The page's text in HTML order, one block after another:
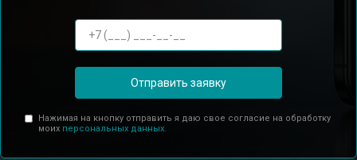
Отправить заявку
Нажимая на кнопку отправить я даю свое согласие на обработку
моих персональных данных.